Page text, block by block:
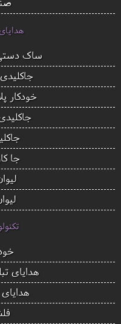
ساک
خودکار
جا
هدایای